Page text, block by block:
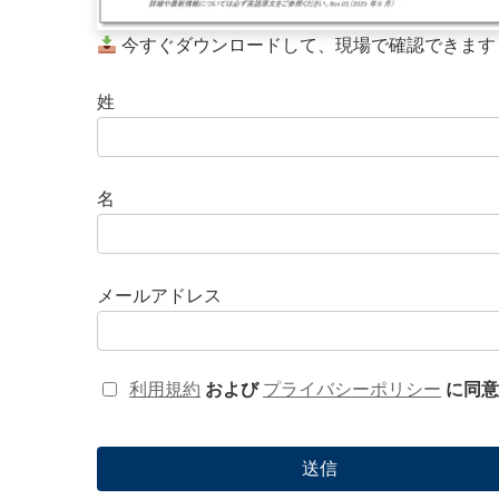
今すぐダウンロードして、現場で確認できます
姓
名
メールアドレス
利用規約 および プライバシーポリシー に同